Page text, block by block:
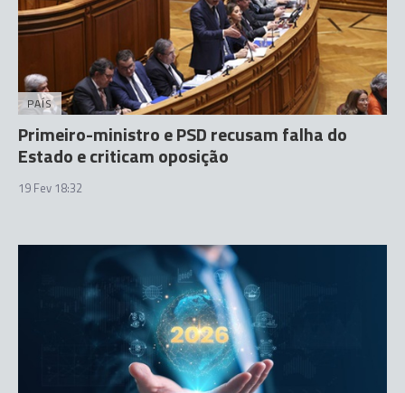
PAÍS
Primeiro-ministro e PSD recusam falha do
Estado e criticam oposição
19 Fev 18:32